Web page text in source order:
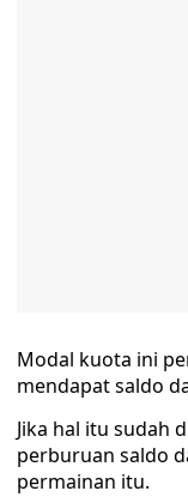
Modal kuota ini
mendapat saldo
Jika hal itu sudah
perburuan saldo
permainan itu.